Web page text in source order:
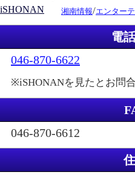
iSHONAN 湘南情報/エンター
電
046-870-6622
※iSHONANを見たとお問
046-870-6612